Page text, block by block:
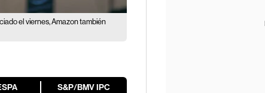
el viernes, Amazon también
S&P/BMV IPC